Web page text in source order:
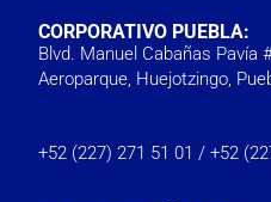
CORPORATIVO PUEBLA:
Blvd. Manuel Cabañas Pavía
Aeroparque, Huejotzingo,
+52 (227) 271 51 01 / +52